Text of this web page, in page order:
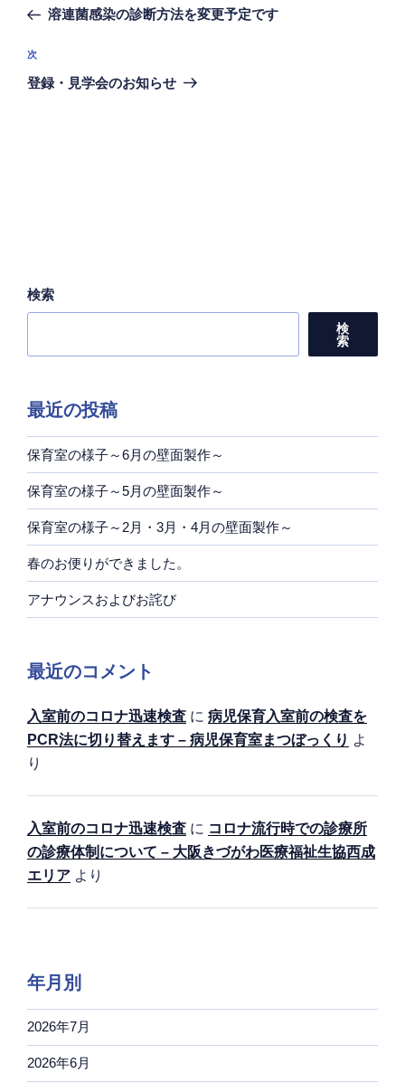
ナ
ビ
ゲ
の
稿
溶連菌感染の診断方法を変更予定です
次
の
次
登録・見学会のお知らせ
検索
検
索
最近の投稿
保育室の様子～6月の壁面製作～
保育室の様子～5月の壁面製作～
保育室の様子～2月・3月・4月の壁面製作～
春のお便りができました。
アナウンスおよびお詫び
最近のコメント
入室前のコロナ迅速検査 に 病児保育入室前の検査を
PCR法に切り替えます – 病児保育室まつぼっくり よ
り
入室前のコロナ迅速検査 に コロナ流行時での診療所
の診療体制について – 大阪きづがわ医療福祉生協西成
エリア より
年月別
2026年7月
2026年6月